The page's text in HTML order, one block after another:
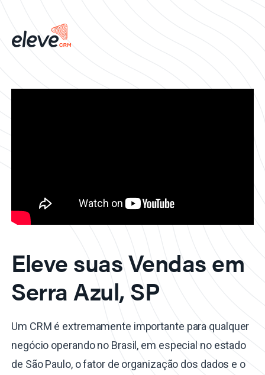
Eleve suas Vendas em
Serra Azul, SP
Um CRM é extremamente importante para qualquer
negócio operando no Brasil, em especial no estado
de São Paulo, o fator de organização dos dados e o